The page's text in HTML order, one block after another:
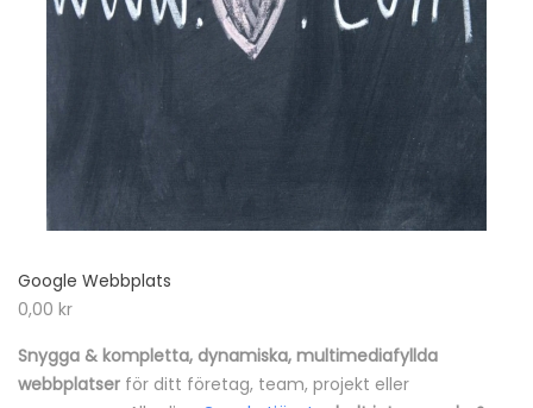
Google Webbplats
0,00 kr
Snygga & kompletta, dynamiska, multimediafyllda
webbplatser för ditt företag, team, projekt eller